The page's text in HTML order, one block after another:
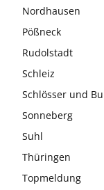
Nordhausen
Pößneck
Rudolstadt
Schleiz
Schlösser und
Sonneberg
Suhl
Thüringen
Topmeldung